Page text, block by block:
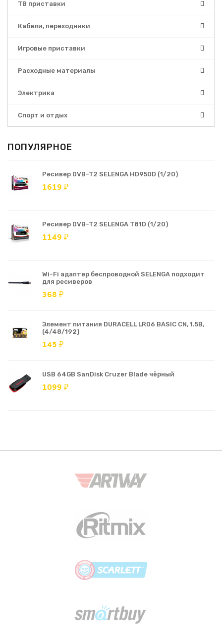
ТВ приставки
Кабели, переходники
Игровые приставки
Расходные материалы
Электрика
Спорт и отдых
ПОПУЛЯРНОЕ
Ресивер DVB-T2 SELENGA HD950D (1/20)
1619 ₽
Ресивер DVB-T2 SELENGA T81D (1/20)
1149 ₽
Wi-Fi адаптер беспроводной SELENGA подходит
для ресиверов
368 ₽
Элемент питания DURACELL LR06 BASIC CN, 1.5В,
(4/48/192)
145 ₽
USB 64GB SanDisk Cruzer Blade чёрный
1099 ₽